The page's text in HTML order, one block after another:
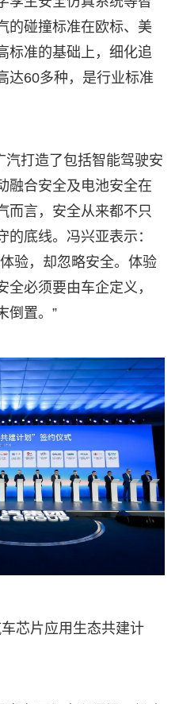
的碰撞标准在欧标、美
标准的基础上，细化追
达60多种，是行业标准
汽打造了包括智能驾驶安
融合安全及电池安全在
而言，安全从来都不只
底线。冯兴亚表示：
验，却忽略安全。体验
必须要由车企定义，
倒置。”
芯片应用生态共建计